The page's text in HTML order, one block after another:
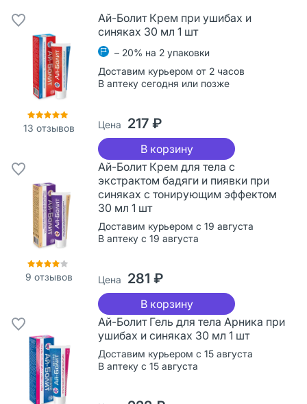
13 отзывов
Ай-Болит Крем при ушибах и
синяках 30 мл 1 шт
– 20% на 2 упаковки
Доставим курьером от 2 часов
В аптеку сегодня или позже
Цена 217 ₽
В корзину
9 отзывов
Ай-Болит Крем для тела с
экстрактом бадяги и пиявки при
синяках с тонирующим эффектом
30 мл 1 шт
Доставим курьером с 19 августа
В аптеку с 19 августа
Цена 281 ₽
В корзину
Ай-Болит Гель для тела Арника при
ушибах и синяках 30 мл 1 шт
Доставим курьером с 15 августа
В аптеку с 15 августа